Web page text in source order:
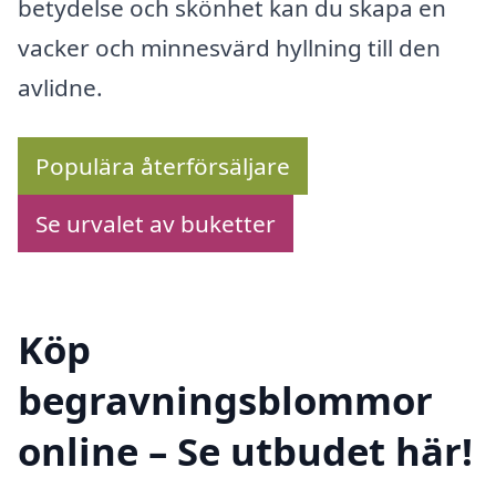
betydelse och skönhet kan du skapa en
vacker och minnesvärd hyllning till den
avlidne.
Populära återförsäljare
Se urvalet av buketter
Köp
begravningsblommor
online – Se utbudet här!